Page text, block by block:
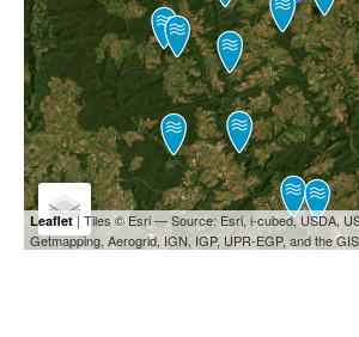
Leaflet| Tiles © Esri — Source: Esri, i-cubed, USDA,
Getmapping, Aerogrid, IGN, IGP, UPR-EGP, and the